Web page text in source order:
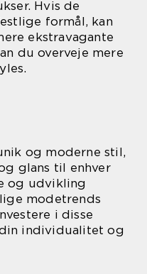
Hvis de
formål, kan
ekstravagante
du overveje mere
og moderne stil,
glans til enhver
og udvikling
modetrends
i disse
individualitet og